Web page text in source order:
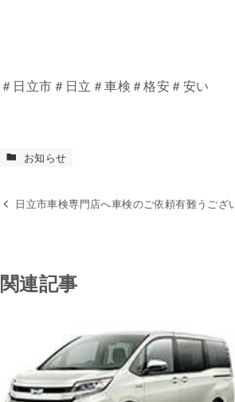
＃日立市＃日立＃車検＃格安＃安い
お知らせ
日立市車検専門店へ車検のご依頼有難うござ
関連記事